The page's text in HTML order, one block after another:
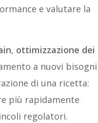
e valutare la
, ottimizzazione dei
a nuovi bisogni
di una ricetta:
più rapidamente
regolatori.